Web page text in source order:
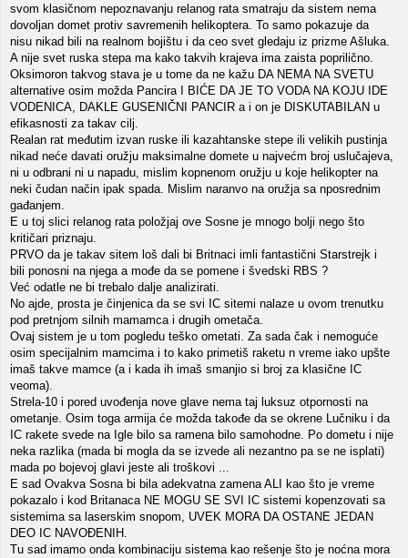
svom klasičnom nepoznavanju relanog rata smatraju da sistem nema
dovoljan domet protiv savremenih helikoptera. To samo pokazuje da
nisu nikad bili na realnom bojištu i da ceo svet gledaju iz prizme Ašluka.
A nije svet ruska stepa ma kako takvih krajeva ima zaista poprilično.
Oksimoron takvog stava je u tome da ne kažu DA NEMA NA SVETU
alternative osim možda Pancira I BIĆE DA JE TO VODA NA KOJU IDE
VODENICA, DAKLE GUSENIČNI PANCIR a i on je DISKUTABILAN u
efikasnosti za takav cilj.
Realan rat međutim izvan ruske ili kazahtanske stepe ili velikih pustinja
nikad neće davati oružju maksimalne domete u najvećm broj uslučajeva,
ni u odbrani ni u napadu, mislim kopnenom oružju u koje helikopter na
neki čudan način ipak spada. Mislim naranvo na oružja sa nposrednim
gađanjem.
E u toj slici relanog rata položjaj ove Sosne je mnogo bolji nego što
kritičari priznaju.
PRVO da je takav sitem loš dali bi Britnaci imli fantastični Starstrejk i
bili ponosni na njega a mođe da se pomene i švedski RBS ?
Već odatle ne bi trebalo dalje analizirati.
No ajde, prosta je činjenica da se svi IC sitemi nalaze u ovom trenutku
pod pretnjom silnih mamamca i drugih ometača.
Ovaj sistem je u tom pogledu teško ometati. Za sada čak i nemoguće
osim specijalnim mamcima i to kako primetiš raketu n vreme iako upšte
imaš takve mamce (a i kada ih imaš smanjio si broj za klasične IC
veoma).
Strela-10 i pored uvođenja nove glave nema taj luksuz otpornosti na
ometanje. Osim toga armija će možda takođe da se okrene Lučniku i da
IC rakete svede na Igle bilo sa ramena bilo samohodne. Po dometu i nije
neka razlika (mada bi mogla da se izvede ali nezantno pa se ne isplati)
mada po bojevoj glavi jeste ali troškovi ...
E sad Ovakva Sosna bi bila adekvatna zamena ALI kao što je vreme
pokazalo i kod Britanaca NE MOGU SE SVI IC sistemi kopenzovati sa
sistemima sa laserskim snopom, UVEK MORA DA OSTANE JEDAN
DEO IC NAVOĐENIH.
Tu sad imamo onda kombinaciju sistema kao rešenje što je noćna mora